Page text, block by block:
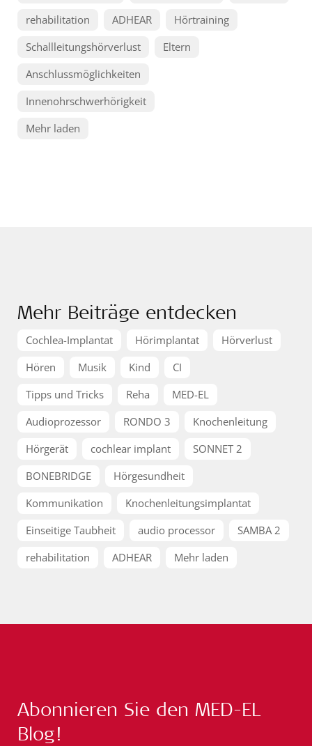
rehabilitation
ADHEAR
Hörtraining
Schallleitungshörverlust
Eltern
Anschlussmöglichkeiten
Innenohrschwerhörigkeit
Mehr laden
Mehr Beiträge entdecken
Cochlea-Implantat Hörimplantat
Hörverlust
Hören
Musik Kind
CI
Tipps und Tricks
Reha
MED-EL
Audioprozessor
RONDO 3
Knochenleitung
Hörgerät
cochlear implant
SONNET 2
BONEBRIDGE
Hörgesundheit
Kommunikation
Knochenleitungsimplantat
Einseitige Taubheit
audio processor
SAMBA 2
rehabilitation
ADHEAR Mehr laden
Abonnieren Sie den MED-EL
Blog!